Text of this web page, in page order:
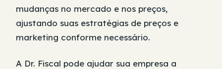
mudanças no mercado e nos preços,
ajustando suas estratégias de preços e
marketing conforme necessário.
A Dr. Fiscal pode ajudar sua empresa a